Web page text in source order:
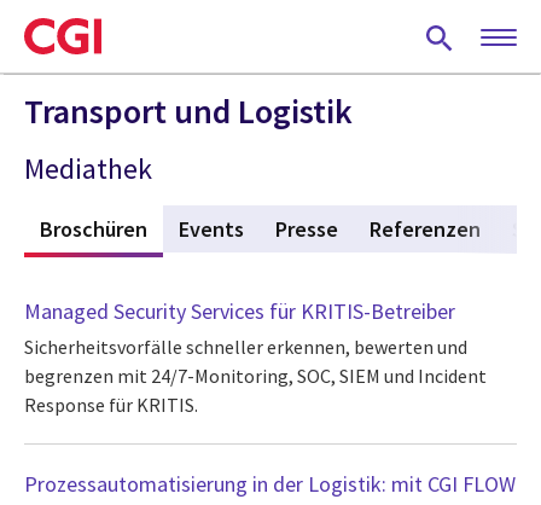
Skip
to
main
content
Transport und Logistik
Mediathek
Broschüren (active tab)
Events Presse Referenzen
Managed Security Services für KRITIS-Betreiber
Sicherheitsvorfälle schneller erkennen, bewerten und
begrenzen mit 24/7-Monitoring, SOC, SIEM und Incident
Response für KRITIS.
Prozessautomatisierung in der Logistik: mit CGI FLOW